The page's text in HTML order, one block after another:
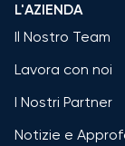
L'AZIENDA
Il Nostro Team
Lavora con noi
I Nostri Partner
Notizie e